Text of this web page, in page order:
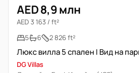
AED 8,9 млн
AED 3 163 / ft²
5
6 2 826 ft²
Люкс вилла 5 спален | Вид на
DG Villas